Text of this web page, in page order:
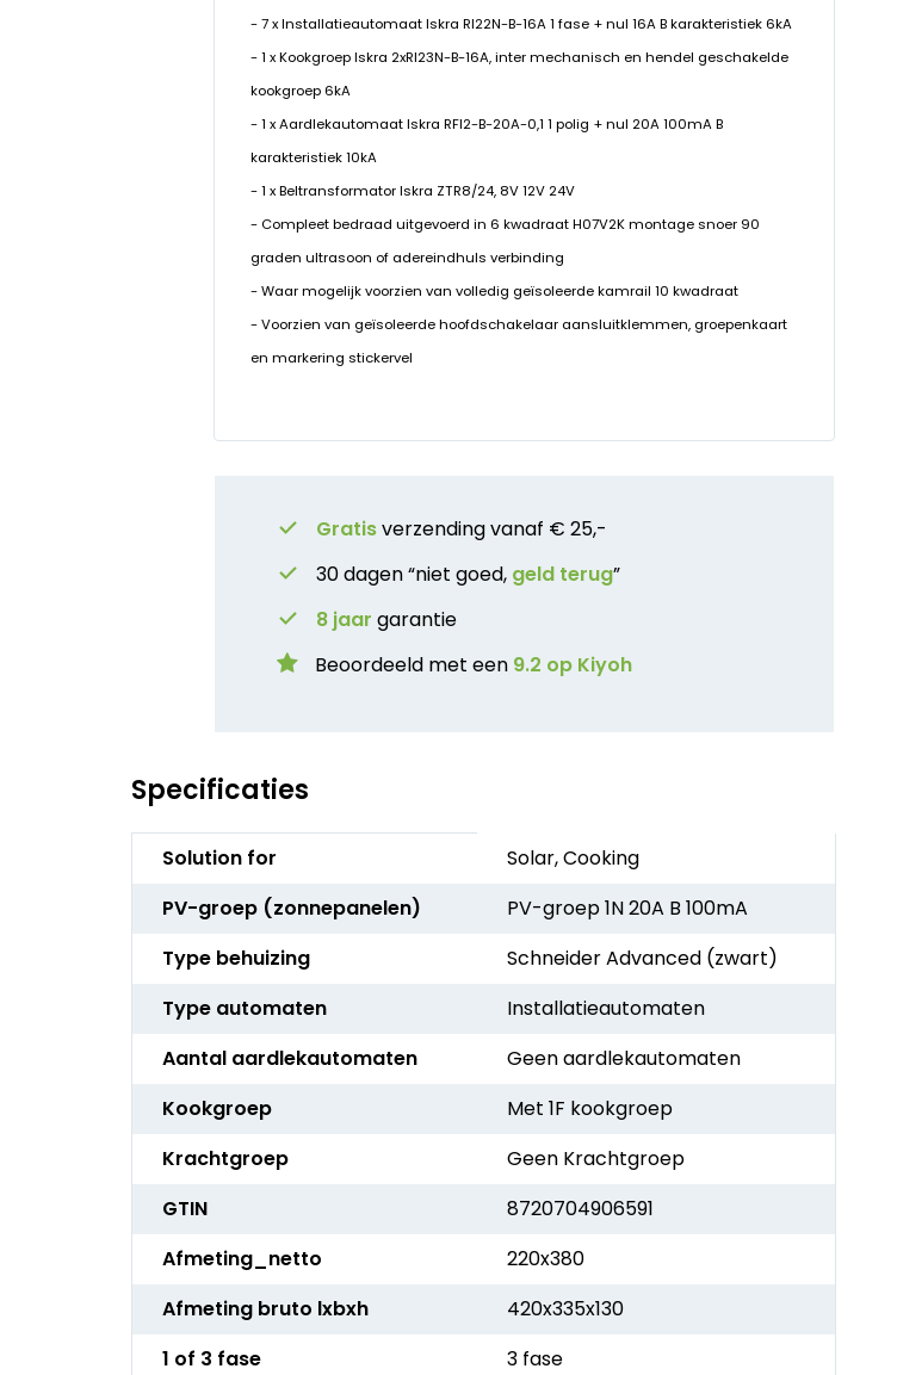
- 7 x Installatieautomaat Iskra RI22N-B-16A 1 fase + nul 16A B karakteristiek 6kA
- 1 x Kookgroep Iskra 2xRI23N-B-16A, inter mechanisch en hendel geschakelde
kookgroep 6kA
- 1 x Aardlekautomaat Iskra RFI2-B-20A-0,1 1 polig + nul 20A 100mA B
karakteristiek 10kA
- 1 x Beltransformator Iskra ZTR8/24, 8V 12V 24V
- Compleet bedraad uitgevoerd in 6 kwadraat H07V2K montage snoer 90
graden ultrasoon of adereindhuls verbinding
- Waar mogelijk voorzien van volledig geïsoleerde kamrail 10 kwadraat
- Voorzien van geïsoleerde hoofdschakelaar aansluitklemmen, groepenkaart
en markering stickervel
Gratisverzending vanaf € 25,-
30 dagen “niet goed, geld terug”
8 jaar garantie
Beoordeeld met een 9.2 op Kiyoh
Specificaties
Meer
informatie
Solution for
Solar, Cooking
PV-groep (zonnepanelen)
PV-groep 1N 20A B 100mA
Type behuizing
Schneider Advanced (zwart)
Type automaten
Installatieautomaten
Aantal aardlekautomaten
Geen aardlekautomaten
Kookgroep
Met 1F kookgroep
Krachtgroep
Geen Krachtgroep
GTIN
8720704906591
Afmeting_netto
220x380
Afmeting bruto lxbxh
420x335x130
1 of 3 fase
3 fase